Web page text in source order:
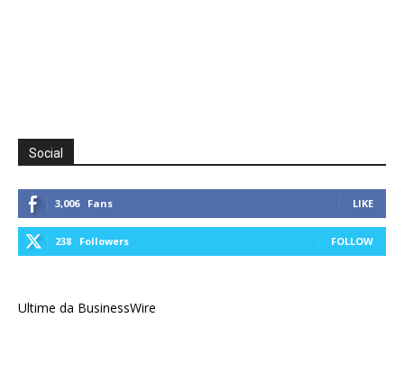
Social
3,006 Fans LIKE
238 Followers FOLLOW
Ultime da BusinessWire